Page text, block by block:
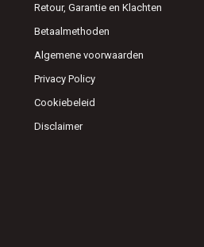
Retour, Garantie en Klachten
Betaalmethoden
Algemene voorwaarden
Privacy Policy
Cookiebeleid
Disclaimer